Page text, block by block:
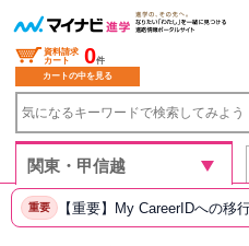
資料請求
カート
0件
カートの中を見る
重要 【重要】My CareerIDへの移